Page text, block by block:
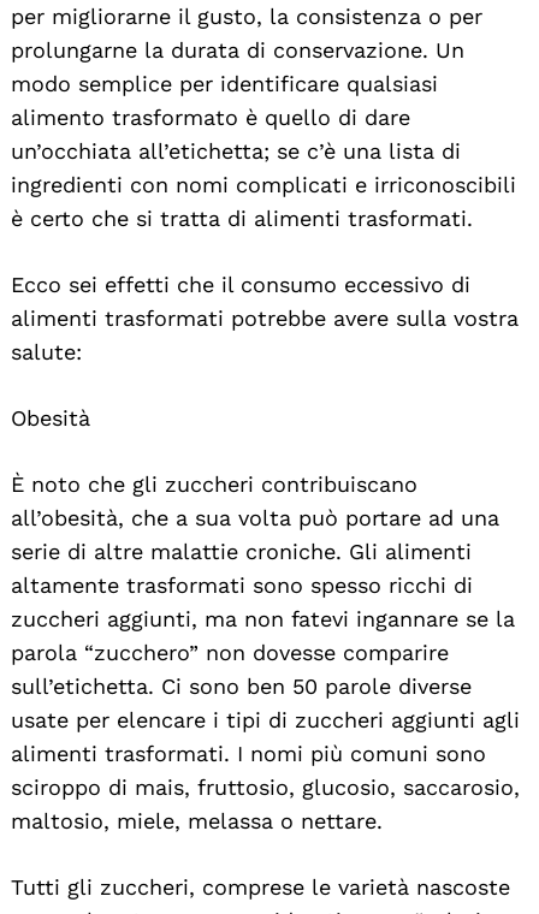
per migliorarne il gusto, la consistenza o per
prolungarne la durata di conservazione. Un
modo semplice per identificare qualsiasi
alimento trasformato è quello di dare
un’occhiata all’etichetta; se c’è una lista di
ingredienti con nomi complicati e irriconoscibili
è certo che si tratta di alimenti trasformati.
Ecco sei effetti che il consumo eccessivo di
alimenti trasformati potrebbe avere sulla vostra
salute:
Obesità
È noto che gli zuccheri contribuiscano
all’obesità, che a sua volta può portare ad una
serie di altre malattie croniche. Gli alimenti
altamente trasformati sono spesso ricchi di
zuccheri aggiunti, ma non fatevi ingannare se la
parola “zucchero” non dovesse comparire
sull’etichetta. Ci sono ben 50 parole diverse
usate per elencare i tipi di zuccheri aggiunti agli
alimenti trasformati. I nomi più comuni sono
sciroppo di mais, fruttosio, glucosio, saccarosio,
maltosio, miele, melassa o nettare.
Tutti gli zuccheri, comprese le varietà nascoste